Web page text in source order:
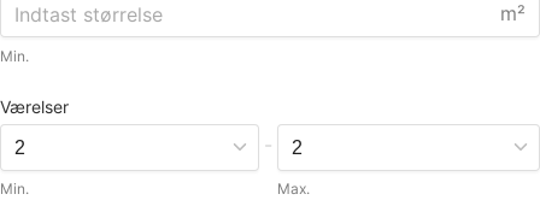
m²
Min.
Værelser
Min.
-
Max.